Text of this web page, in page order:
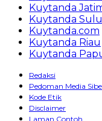
Kuytanda
Kuytanda
Kuytanda.com
Kuytanda Riau
Kuytanda
Redaksi
Pedoman Media
Kode Etik
Disclaimer
Laman Contoh